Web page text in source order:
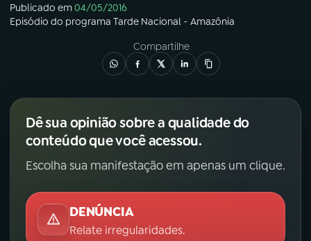
Publicado em04/05/2016
Episódio do programa Tarde Nacional - Amazônia
Compartilhe
Dê sua opinião sobre a qualidade do
conteúdo que você acessou.
Escolha sua manifestação em apenas um clique.
DENÚNCIA
Relate irregularidades.